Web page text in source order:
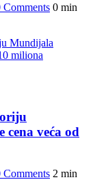
Comments 0 min
cena veća od
Comments 2 min